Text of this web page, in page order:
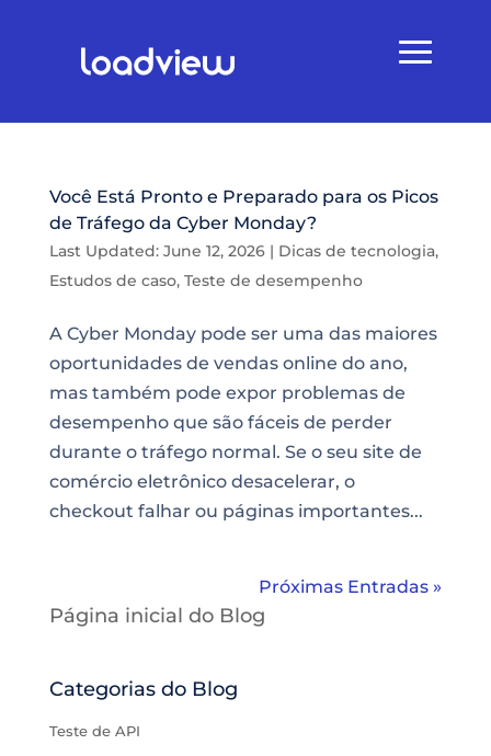
Você Está Pronto e Preparado para os Picos
de Tráfego da Cyber Monday?
Last Updated: June 12, 2026| Dicas de tecnologia,
Estudos de caso, Teste de desempenho
A Cyber Monday pode ser uma das maiores
oportunidades de vendas online do ano,
mas também pode expor problemas de
desempenho que são fáceis de perder
durante o tráfego normal. Se o seu site de
comércio eletrônico desacelerar, o
checkout falhar ou páginas importantes...
Próximas Entradas »
Página inicial do Blog
Categorias do Blog
Teste de API